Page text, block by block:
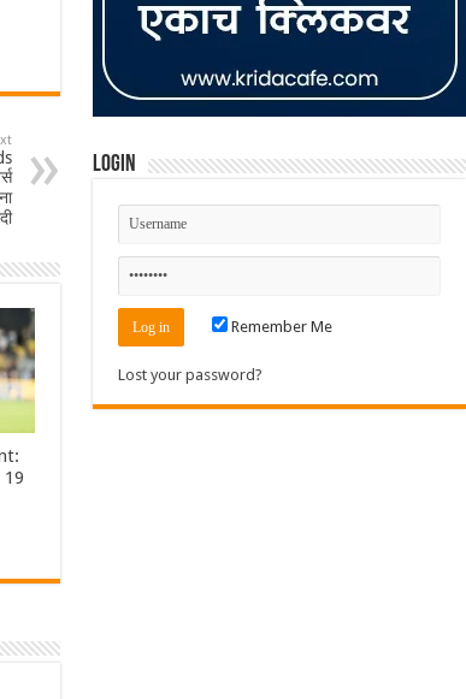
19
Login
Remember Me
Lost your password?